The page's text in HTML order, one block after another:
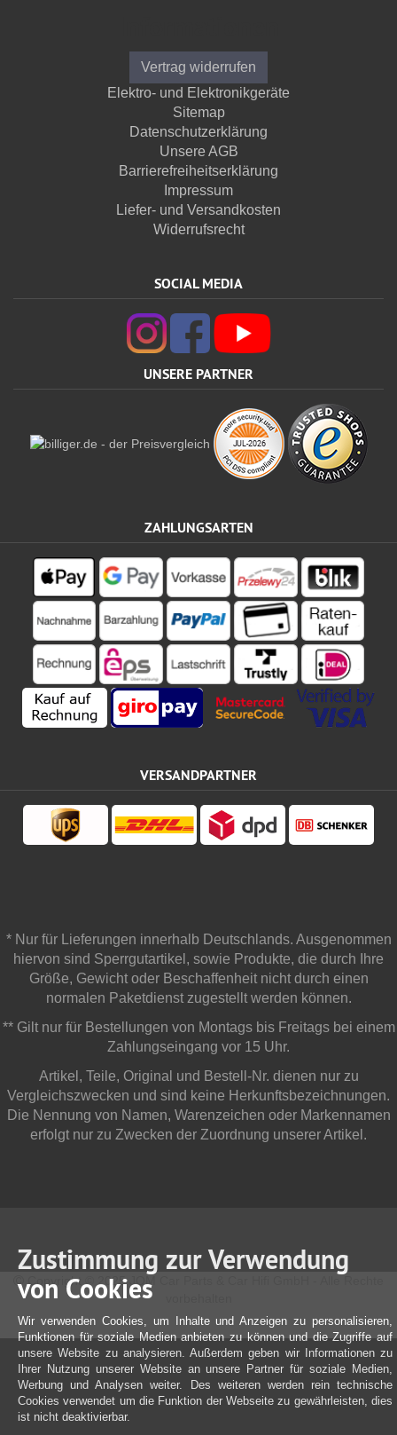
Vertrag widerrufen
Elektro- und Elektronikgeräte
Sitemap
Datenschutzerklärung
Unsere AGB
Barrierefreiheitserklärung
Impressum
Liefer- und Versandkosten
Widerrufsrecht
SOCIAL MEDIA
UNSERE PARTNER
ZAHLUNGSARTEN
VERSANDPARTNER
* Nur für Lieferungen innerhalb Deutschlands. Ausgenommen
hiervon sind Sperrgutartikel, sowie Produkte, die durch Ihre
Größe, Gewicht oder Beschaffenheit nicht durch einen
normalen Paketdienst zugestellt werden können.
** Gilt nur für Bestellungen von Montags bis Freitags bei einem
Zahlungseingang vor 15 Uhr.
Artikel, Teile, Original und Bestell-Nr. dienen nur zu
Vergleichszwecken und sind keine Herkunftsbezeichnungen.
Die Nennung von Namen, Warenzeichen oder Markennamen
erfolgt nur zu Zwecken der Zuordnung unserer Artikel.
Copyright © 2025 JOM Car Parts & Car Hifi GmbH - Alle Rechte
Zustimmung zur Verwendung
von Cookies
Wir verwenden Cookies, um Inhalte und Anzeigen zu personalisieren,
Funktionen für soziale Medien anbieten zu können und die Zugriffe auf
unsere Website zu analysieren. Außerdem geben wir Informationen zu
Ihrer Nutzung unserer Website an unsere Partner für soziale Medien,
Werbung und Analysen weiter. Des weiteren werden rein technische
Cookies verwendet um die Funktion der Webseite zu gewährleisten, dies
ist nicht deaktivierbar.